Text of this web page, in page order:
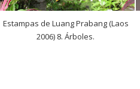
Estampas de Luang Prabang (Laos
2006) 8. Árboles.